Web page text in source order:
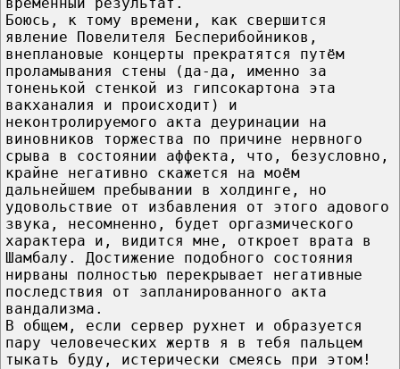
Боюсь, к тому времени, как свершится
явление Повелителя Бесперибойников,
внеплановые концерты прекратятся путём
проламывания стены (да-да, именно за
тоненькой стенкой из гипсокартона эта
вакханалия и происходит) и
неконтролируемого акта деуринации на
виновников торжества по причине нервного
срыва в состоянии аффекта, что, безусловно,
крайне негативно скажется на моём
дальнейшем пребывании в холдинге, но
удовольствие от избавления от этого адового
звука, несомненно, будет оргазмического
характера и, видится мне, откроет врата в
Шамбалу. Достижение подобного состояния
нирваны полностью перекрывает негативные
последствия от запланированного акта
вандализма.
В общем, если сервер рухнет и образуется
пару человеческих жертв я в тебя пальцем
тыкать буду, истерически смеясь при этом!